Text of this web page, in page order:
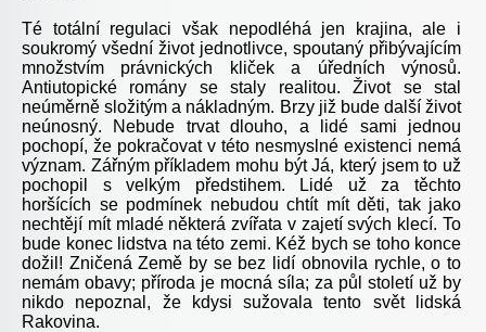
Té totální regulaci však nepodléhá jen krajina, ale i
soukromý všední život jednotlivce, spoutaný přibývajícím
množstvím právnických kliček a úředních výnosů.
Antiutopické romány se staly realitou. Život se stal
neúměrně složitým a nákladným. Brzy již bude další život
neúnosný. Nebude trvat dlouho, a lidé sami jednou
pochopí, že pokračovat v této nesmyslné existenci nemá
význam. Zářným příkladem mohu být Já, který jsem to už
pochopil s velkým předstihem. Lidé už za těchto
horšících se podmínek nebudou chtít mít děti, tak jako
nechtějí mít mladé některá zvířata v zajetí svých klecí. To
bude konec lidstva na této zemi. Kéž bych se toho konce
dožil! Zničená Země by se bez lidí obnovila rychle, o to
nemám obavy; příroda je mocná síla; za půl století už by
nikdo nepoznal, že kdysi sužovala tento svět lidská
Rakovina.